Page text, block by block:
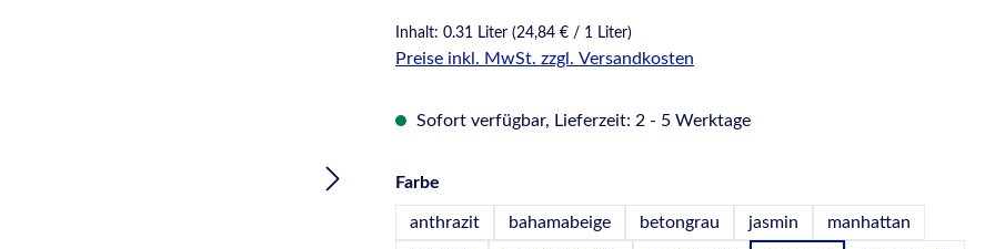
Inhalt: 0.31 Liter (24,84 € / 1 Liter)
Preise inkl. MwSt. zzgl. Versandkosten
Sofort verfügbar, Lieferzeit: 2 - 5 Werktage
Farbe
anthrazit bahamabeige betongrau jasmin manhattan